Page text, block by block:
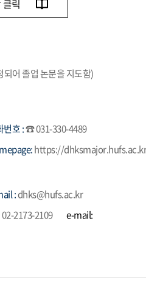
릭
어 졸업 논문을 지도함)
번호 :☎ 031-330-4489
https://
:dhks@hufs.ac.kr
02-2173-2109
e-mail: